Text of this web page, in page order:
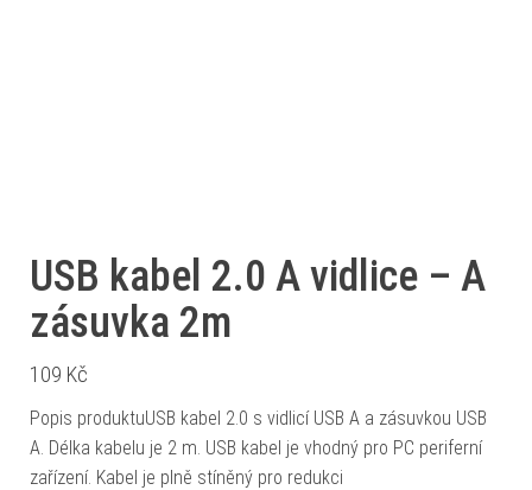
USB kabel 2.0 A vidlice – A
zásuvka 2m
109 Kč
Popis produktuUSB kabel 2.0 s vidlicí USB A a zásuvkou USB
A. Délka kabelu je 2 m. USB kabel je vhodný pro PC periferní
zařízení. Kabel je plně stíněný pro redukci